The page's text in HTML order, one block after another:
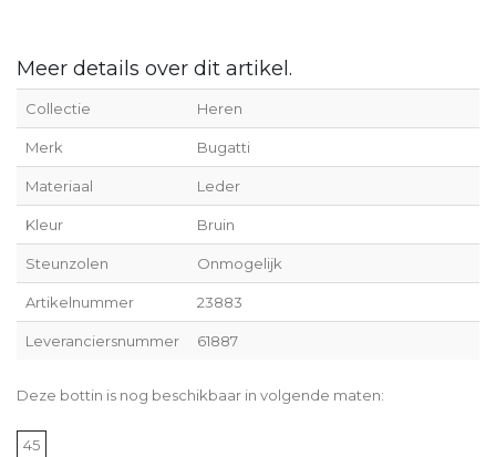
Meer details over dit artikel.
Collectie Heren
Merk Bugatti
Materiaal Leder
Kleur Bruin
Steunzolen Onmogelijk
Artikelnummer 23883
Leveranciersnummer 61887
Deze bottin is nog beschikbaar in volgende maten:
45